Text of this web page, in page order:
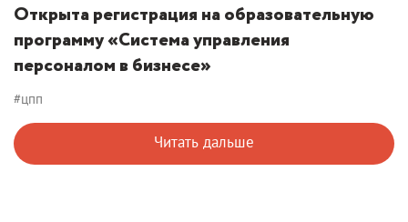
Открыта регистрация на образовательную
программу «Система управления
персоналом в бизнесе»
#цпп
Читать дальше